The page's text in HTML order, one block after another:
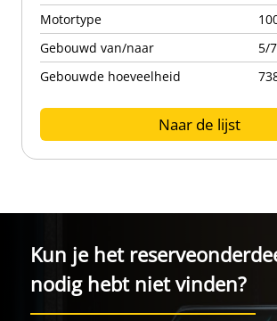
Motortype
Gebouwd van/naar
5/
Gebouwde hoeveelheid
Naar de lijst
Kun je het
nodig hebt niet vinden?